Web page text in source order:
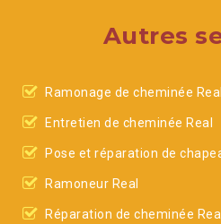
Autres
Ramonage de cheminée Real
Entretien de cheminée Real
Pose et réparation de
Ramoneur Real
Réparation de cheminée Real